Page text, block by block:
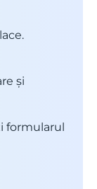
și
formularul